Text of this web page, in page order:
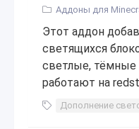
Аддоны для
Этот аддон
светящихся
светлые,
работают на
Дополнение